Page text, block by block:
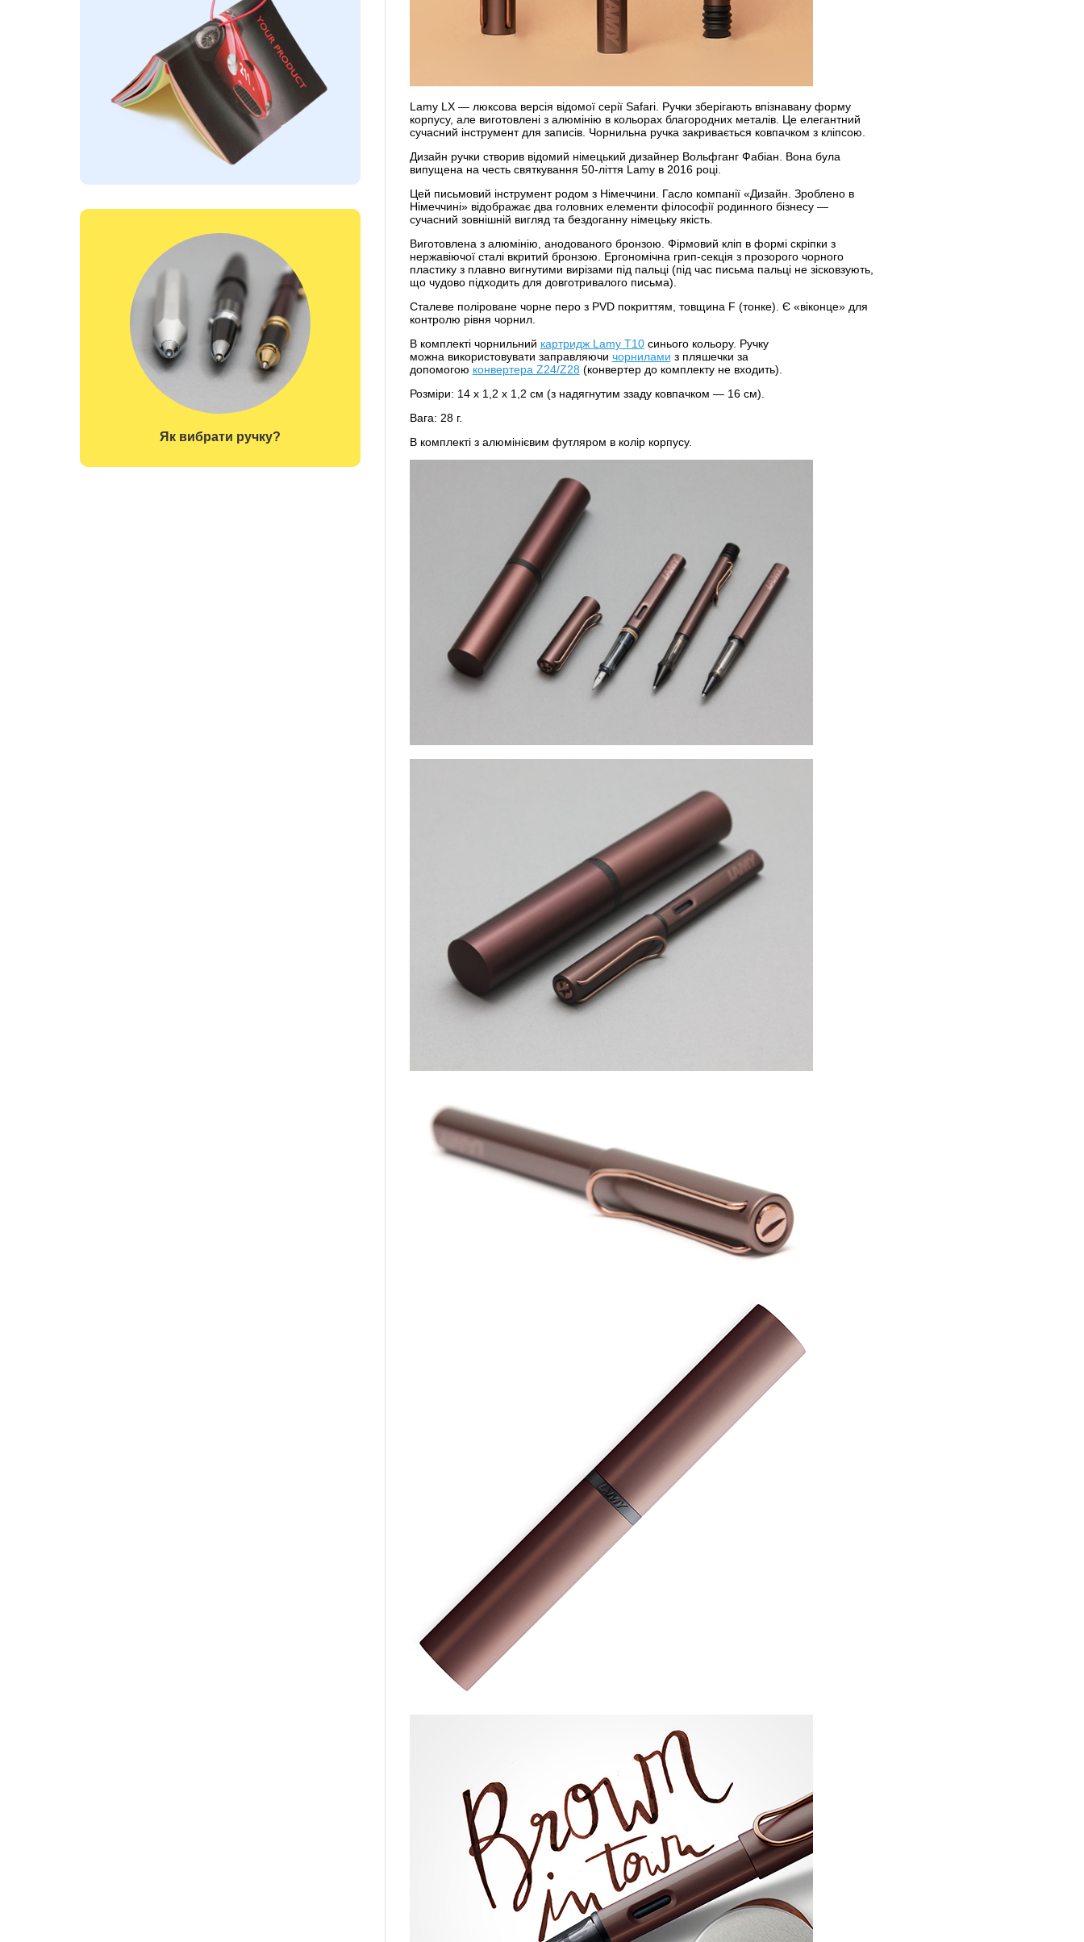
Як вибрати ручку?
Lamy LX — люксова версія відомої серії Safari. Ручки зберігають впізнавану форму
корпусу, але виготовлені з алюмінію в кольорах благородних металів. Це елегантний
сучасний інструмент для записів. Чорнильна ручка закривається ковпачком з кліпсою.
Дизайн ручки створив відомий німецький дизайнер Вольфганг Фабіан. Вона була
випущена на честь святкування 50-ліття Lamy в 2016 році.
Цей письмовий інструмент родом з Німеччини. Гасло компанії «Дизайн. Зроблено в
Німеччині» відображає два головних елементи філософії родинного бізнесу —
сучасний зовнішній вигляд та бездоганну німецьку якість.
Виготовлена з алюмінію, анодованого бронзою. Фірмовий кліп в формі скріпки з
нержавіючої сталі вкритий бронзою. Ергономічна грип-секція з прозорого чорного
пластику з плавно вигнутими вирізами під пальці (під час письма пальці не зісковзують,
що чудово підходить для довготривалого письма).
Сталеве поліроване чорне перо з PVD покриттям, товщина F (тонке). Є «віконце» для
контролю рівня чорнил.
В комплекті чорнильний картридж Lamy Т10синього кольору. Ручку
можна використовувати заправляючи чорнилами з пляшечки за
допомогою конвертера Z24/Z28 (конвертер до комплекту не входить).
Розміри: 14 х 1,2 х 1,2 см (з надягнутим ззаду ковпачком — 16 см).
Вага: 28 г.
В комплекті з алюмінієвим футляром в колір корпусу.